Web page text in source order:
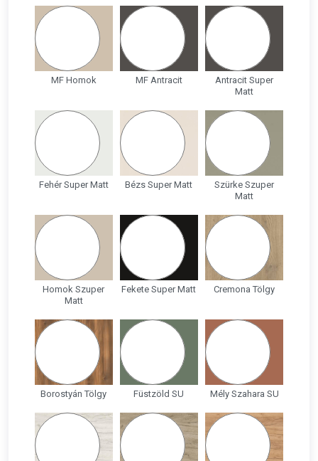
MF Homok MF Antracit
Antracit Super
Matt
Fehér Super Matt Bézs Super Matt
Szürke Szuper
Matt
Homok Szuper
Matt
Fekete Super Matt Cremona Tölgy
Borostyán Tölgy Füstzöld SU Mély Szahara SU